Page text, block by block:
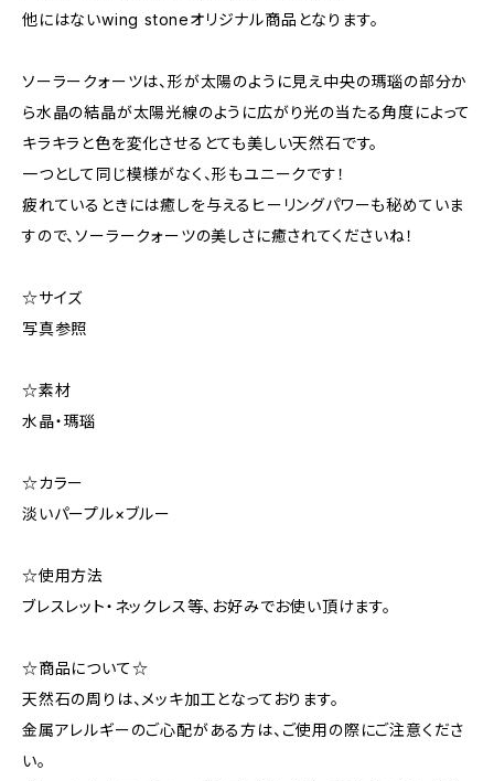
他にはないwing stoneオリジナル商品となります。
ソーラークォーツは、形が太陽のように見え中央の瑪瑙の部分か
ら水晶の結晶が太陽光線のように広がり光の当たる角度によって
キラキラと色を変化させるとても美しい天然石です。
一つとして同じ模様がなく、形もユニークです！
疲れているときには癒しを与えるヒーリングパワーも秘めていま
すので、ソーラークォーツの美しさに癒されてくださいね！
☆サイズ
写真参照
☆素材
水晶・瑪瑙
☆カラー
淡いパープル×ブルー
☆使用方法
ブレスレット・ネックレス等、お好みでお使い頂けます。
☆商品について☆
天然石の周りは、メッキ加工となっております。
金属アレルギーのご心配がある方は、ご使用の際にご注意くださ
い。